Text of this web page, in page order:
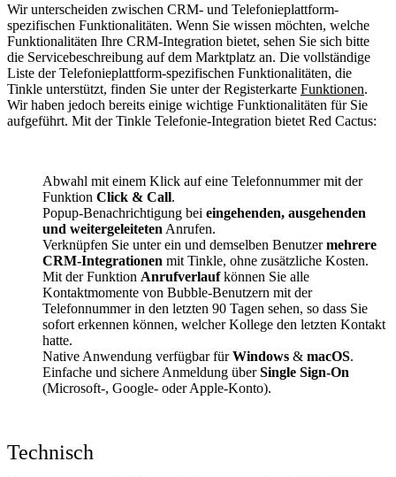
Wir unterscheiden zwischen CRM- und Telefonieplattform-
spezifischen Funktionalitäten. Wenn Sie wissen möchten, welche
Funktionalitäten Ihre CRM-Integration bietet, sehen Sie sich bitte
die Servicebeschreibung auf dem Marktplatz an. Die vollständige
Liste der Telefonieplattform-spezifischen Funktionalitäten, die
Tinkle unterstützt, finden Sie unter der Registerkarte Funktionen.
Wir haben jedoch bereits einige wichtige Funktionalitäten für Sie
aufgeführt. Mit der Tinkle Telefonie-Integration bietet Red Cactus:
Abwahl mit einem Klick auf eine Telefonnummer mit der
Funktion Click & Call.
Popup-Benachrichtigung bei eingehenden, ausgehenden
und weitergeleiteten Anrufen.
Verknüpfen Sie unter ein und demselben Benutzermehrere
CRM-Integrationen mit Tinkle, ohne zusätzliche Kosten.
Mit der Funktion Anrufverlaufkönnen Sie alle
Kontaktmomente von Bubble-Benutzern mit der
Telefonnummer in den letzten 90 Tagen sehen, so dass Sie
sofort erkennen können, welcher Kollege den letzten Kontakt
hatte.
Native Anwendung verfügbar fürWindows & macOS.
Einfache und sichere Anmeldung überSingle Sign-On
(Microsoft-, Google- oder Apple-Konto).
Technisch